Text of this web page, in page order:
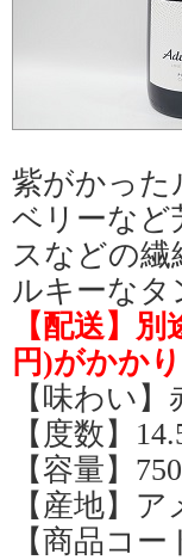
紫がかった
ベリーなど
スなどの繊
ルキーなタ
【配送】
円)がかか
【味わい
【度数】
【容量】
【産地】ア
【商品コー